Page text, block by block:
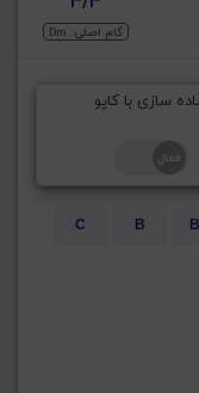
گام اصلی: Dm
سازی با کاپو
B
C